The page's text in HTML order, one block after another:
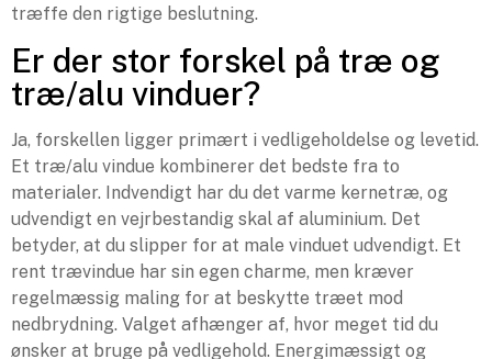
træffe den rigtige beslutning.
Er der stor forskel på træ og
træ/alu vinduer?
Ja, forskellen ligger primært i vedligeholdelse og levetid.
Et træ/alu vindue kombinerer det bedste fra to
materialer. Indvendigt har du det varme kernetræ, og
udvendigt en vejrbestandig skal af aluminium. Det
betyder, at du slipper for at male vinduet udvendigt. Et
rent trævindue har sin egen charme, men kræver
regelmæssig maling for at beskytte træet mod
nedbrydning. Valget afhænger af, hvor meget tid du
ønsker at bruge på vedligehold. Energimæssigt og